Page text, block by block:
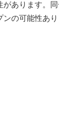
があります。
の可能性あり